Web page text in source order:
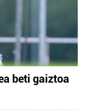
beti gaiztoa